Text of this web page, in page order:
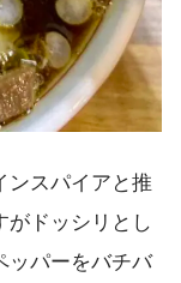
ンスパイアと推
がドッシリとし
ッパーをバチバ